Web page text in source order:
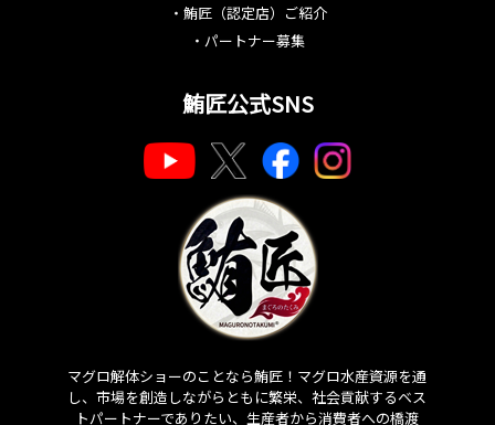
・ 鮪匠（認定店）ご紹介
・ パートナー募集
鮪匠公式SNS
マグロ解体ショーのことなら鮪匠！マグロ水産資源を通
し、市場を創造しながらともに繁栄、社会貢献するベス
トパートナーでありたい、生産者から消費者への橋渡